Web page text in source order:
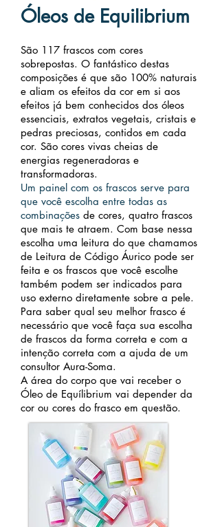
Óleos de Equilibrium
São 117 frascos com cores
sobrepostas. O fantástico destas
composições é que são 100% naturais
e aliam os efeitos da cor em si aos
efeitos já bem conhecidos dos óleos
essenciais, extratos vegetais, cristais e
pedras preciosas, contidos em cada
cor. São cores vivas cheias de
energias regeneradoras e
transformadoras.
Um painel com os frascos serve para
que você escolha entre todas as
combinações de cores, quatro frascos
que mais te atraem. Com base nessa
escolha uma leitura do que chamamos
de Leitura de Código Áurico pode ser
feita e os frascos que você escolhe
também podem ser indicados para
uso externo diretamente sobre a pele.
Para saber qual seu melhor frasco é
necessário que você faça sua escolha
de frascos da forma correta e com a
intenção correta com a ajuda de um
consultor Aura-Soma.
A área do corpo que vai receber o
Óleo de Equílibrium vai depender da
cor ou cores do frasco em questão.